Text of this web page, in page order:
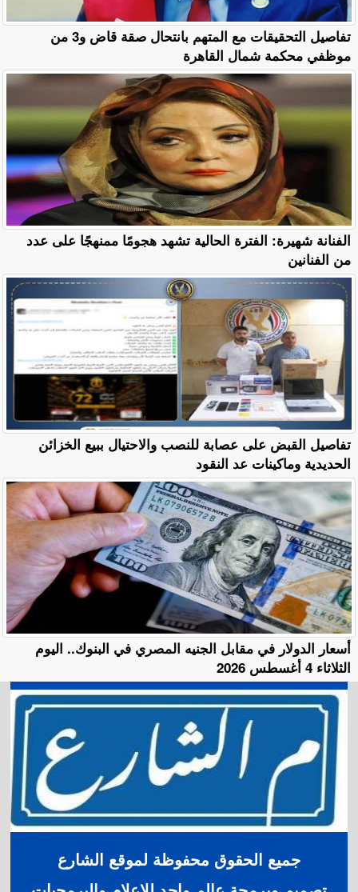
تفاصيل التحقيقات مع المتهم بانتحال صقة قاض و3 من
موظفي محكمة شمال القاهرة
الفنانة شهيرة: الفترة الحالية تشهد هجومًا ممنهجًا على عدد
من الفنانين
تفاصيل القبض على عصابة للنصب والاحتيال ببيع الخزائن
الحديدية وماكينات عد النقود
أسعار الدولار في مقابل الجنيه المصري في البنوك.. اليوم
الثلاثاء 4 أغسطس 2026
جميع الحقوق محفوظة لموقع الشارع